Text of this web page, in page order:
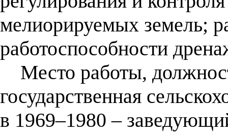
мелиорируемых земель;
работоспособности
Место работы,
государственная
в 1969–1980 –